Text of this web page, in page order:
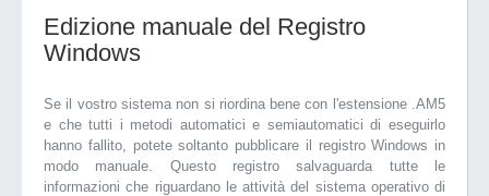
Edizione manuale del Registro
Windows
Se il vostro sistema non si riordina bene con l'estensione .AM5
e che tutti i metodi automatici e semiautomatici di eseguirlo
hanno fallito, potete soltanto pubblicare il registro Windows in
modo manuale. Questo registro salvaguarda tutte le
informazioni che riguardano le attività del sistema operativo di